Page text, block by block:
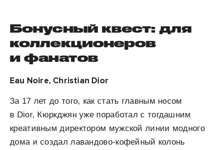
Бонусный квест: для
коллекционеров
и фанатов
Eau Noire, Christian Dior
За 17 лет до того, как стать главным носом
в Dior, Кюркджян уже поработал с тогдашним
креативным директором мужской линии модного
дома и создал лавандово-кофейный колонь